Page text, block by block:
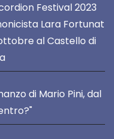
Festival 2023
Lara Fortunat
al Castello di
di Mario Pini, dal